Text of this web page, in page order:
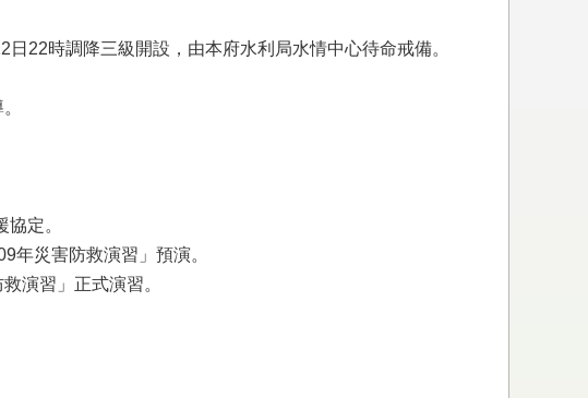
22時調降三級開設，由本府水利局水情中心待命戒備。
定。
年災害防救演習」預演。
演習」正式演習。